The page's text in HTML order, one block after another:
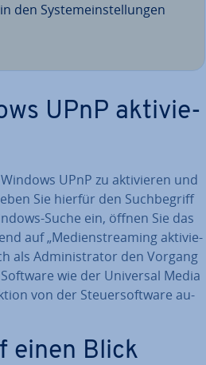
den Sys­tem­ein­stel­lun­gen
UPnP ak­ti­vie­
UPnP zu ak­ti­vie­ren und
Sie hierfür den Such­be­griff
Suche ein, öffnen Sie das
auf „Me­di­enstrea­ming ak­ti­vie­
als Ad­mi­nis­tra­tor den Vorgang
wie der Universal Media
von der Steu­er­soft­ware au­
einen Blick